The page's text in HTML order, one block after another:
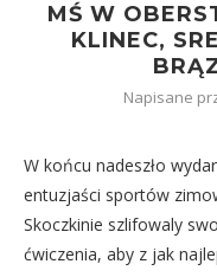
MŚ W
KLINEC,
Napisane
W końcu nadeszło
entuzjaści sportów
Skoczkinie szlifowaly
ćwiczenia, aby z jak